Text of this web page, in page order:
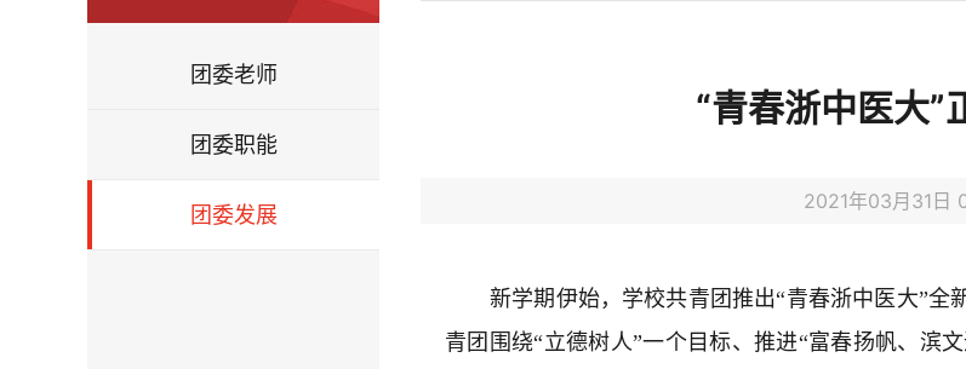
团委老师
团委职能
团委发展
“青春浙中医大”
2021年03月
新学期伊始，学校共青团推出“青春浙中医大”
青团围绕“立德树人”一个目标、推进“富春扬帆、滨